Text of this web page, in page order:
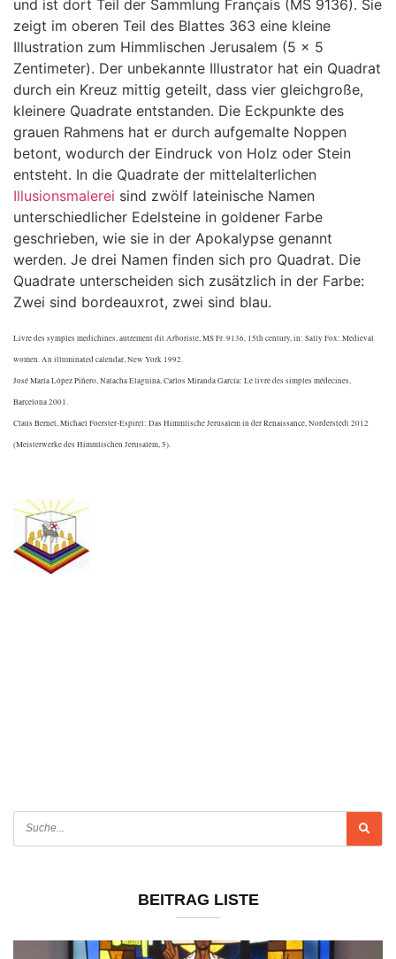
und ist dort Teil der Sammlung Français (MS 9136). Sie
zeigt im oberen Teil des Blattes 363 eine kleine
Illustration zum Himmlischen Jerusalem (5 x 5
Zentimeter). Der unbekannte Illustrator hat ein Quadrat
durch ein Kreuz mittig geteilt, dass vier gleichgroße,
kleinere Quadrate entstanden. Die Eckpunkte des
grauen Rahmens hat er durch aufgemalte Noppen
betont, wodurch der Eindruck von Holz oder Stein
entsteht. In die Quadrate der mittelalterlichen
Illusionsmalerei sind zwölf lateinische Namen
unterschiedlicher Edelsteine in goldener Farbe
geschrieben, wie sie in der Apokalypse genannt
werden. Je drei Namen finden sich pro Quadrat. Die
Quadrate unterscheiden sich zusätzlich in der Farbe:
Zwei sind bordeauxrot, zwei sind blau.
Livre des symples medichines, autrement dit Arboriste, MS Fr. 9136, 15th century, in: Sally Fox: Medieval
women. An illuminated calendar, New York 1992.
José María López Piñero, Natacha Elaguina, Carlos Miranda García: Le livre des simples médecines,
Barcelona 2001.
Claus Bernet, Michael Foerster-Espirel: Das Himmlische Jerusalem in der Renaissance, Norderstedt 2012
(Meisterwerke des Himmlischen Jerusalem, 5).
BEITRAG LISTE